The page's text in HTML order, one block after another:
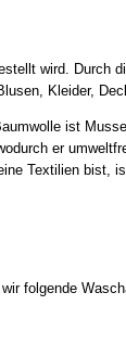
wird.
Kleider,
ist
er
Textilien bist,
folgende